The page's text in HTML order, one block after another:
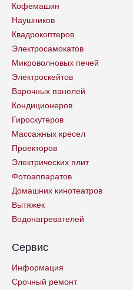
Кофемашин
Наушников
Квадрокоптеров
Электросамокатов
Микроволновых печей
Электроскейтов
Варочных панелей
Кондиционеров
Гироскутеров
Массажных кресел
Проекторов
Электрических плит
Фотоаппаратов
Домашних кинотеатров
Вытяжек
Водонагревателей
Сервис
Информация
Срочный ремонт